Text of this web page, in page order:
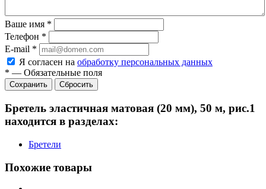
Ваше имя *
Телефон *
E-mail *
Я согласен на обработку персональных данных
* — Обязательные поля
Сбросить
Бретель эластичная матовая (20 мм), 50 м, рис.1
находится в разделах:
Бретели
Похожие товары